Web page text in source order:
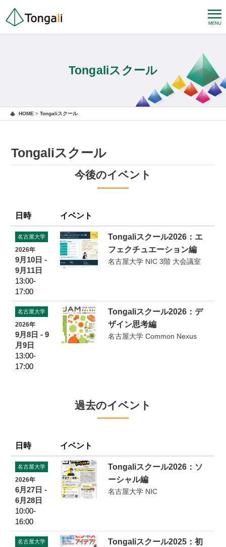
Tongaliスクール
HOME > Tongaliスクール
Tongaliスクール
今後のイベント
日時 イベント
名古屋大学
2026年
9月10日 -
9月11日
13:00-
17:00
Tongaliスクール2026：エ
フェクチュエーション編
名古屋大学 NIC 3階 大会議室
名古屋大学
2026年
9月8日 - 9
月9日
13:00-
17:00
Tongaliスクール2026：デ
ザイン思考編
名古屋大学 Common Nexus
過去のイベント
日時 イベント
名古屋大学
2026年
6月27日 -
6月28日
10:00-
16:00
Tongaliスクール2026：ソ
ーシャル編
名古屋大学 NIC
名古屋大学
Tongaliスクール2025：初